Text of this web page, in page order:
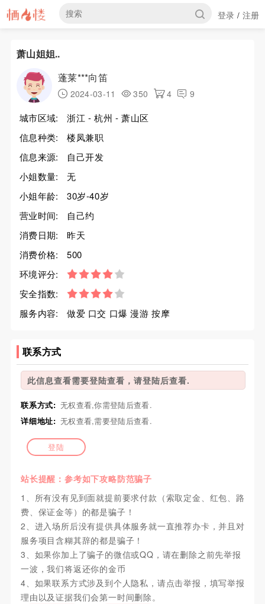
登录 / 注册
萧山姐姐..
蓬莱***向笛
2024-03-11 350 4 9
城市区域:
浙江 - 杭州 - 萧山区
信息种类:
楼凤兼职
信息来源:
自己开发
小姐数量:
无
小姐年龄:
30岁-40岁
营业时间:
自己约
消费日期:
昨天
消费价格:
500
环境评分:
安全指数:
服务内容:
做爱 口交 口爆 漫游 按摩
联系方式
此信息查看需要登陆查看，请登陆后查看.
联系方式: 无权查看,你需登陆后查看.
详细地址: 无权查看,需要登陆后查看.
登陆
站长提醒：参考如下攻略防范骗子
1、所有没有见到面就提前要求付款（索取定金、红包、路
费、保证金等）的都是骗子！
2、进入场所后没有提供具体服务就一直推荐办卡，并且对
服务项目含糊其辞的都是骗子！
3、如果你加上了骗子的微信或QQ，请在删除之前先举报
一波，我们将返还你的金币
4、如果联系方式涉及到个人隐私，请点击举报，填写举报
理由以及证据我们会第一时间删除。